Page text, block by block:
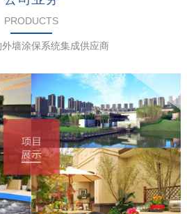
PRODUCTS
墙涂保系统集成供应商